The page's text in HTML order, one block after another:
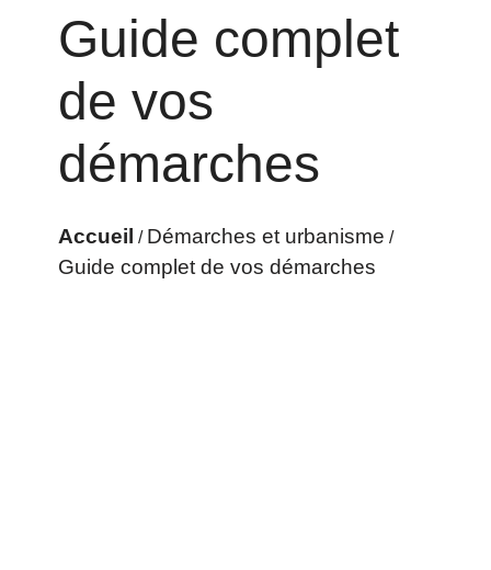
Guide complet
de vos
démarches
Accueil / Démarches et urbanisme /
Guide complet de vos démarches